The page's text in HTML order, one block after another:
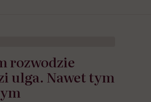
rozwodzie
ulga. Nawet tym